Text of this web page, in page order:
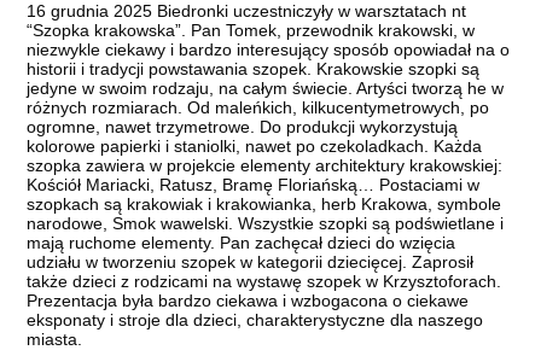
16 grudnia 2025 Biedronki uczestniczyły w warsztatach nt
“Szopka krakowska”. Pan Tomek, przewodnik krakowski, w
niezwykle ciekawy i bardzo interesujący sposób opowiadał na o
historii i tradycji powstawania szopek. Krakowskie szopki są
jedyne w swoim rodzaju, na całym świecie. Artyści tworzą he w
różnych rozmiarach. Od maleńkich, kilkucentymetrowych, po
ogromne, nawet trzymetrowe. Do produkcji wykorzystują
kolorowe papierki i staniolki, nawet po czekoladkach. Każda
szopka zawiera w projekcie elementy architektury krakowskiej:
Kościół Mariacki, Ratusz, Bramę Floriańską… Postaciami w
szopkach są krakowiak i krakowianka, herb Krakowa, symbole
narodowe, Smok wawelski. Wszystkie szopki są podświetlane i
mają ruchome elementy. Pan zachęcał dzieci do wzięcia
udziału w tworzeniu szopek w kategorii dziecięcej. Zaprosił
także dzieci z rodzicami na wystawę szopek w Krzysztoforach.
Prezentacja była bardzo ciekawa i wzbogacona o ciekawe
eksponaty i stroje dla dzieci, charakterystyczne dla naszego
miasta.